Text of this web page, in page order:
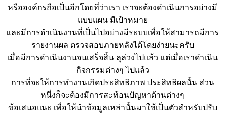
หรือองค์กรถือเป็นอีกโดยที่ว่าเรา เราจะต้องดำเนินการอย่างมี
แบบแผน มีเป้าหมาย
และมีการดำเนินงานที่เป็นไปอย่างมีระบบเพื่อให้สามารถมีการ
รายงานผล ตรวจสอบภายหลังได้โดยง่ายนะครับ
เมื่อมีการดำเนินงานจนเสร็จสิ้น ลุล่วงไปแล้ว แต่เมื่อเราดำเนิน
กิจกรรมต่างๆ ไปแล้ว
การที่จะให้การทำงานเกิดประสิทธิภาพ ประสิทธิผลนั้น ส่วน
หนึ่งก็จะต้องมีการสะท้อนปัญหาด้านต่างๆ
ข้อเสนอแนะ เพื่อให้นำข้อมูลเหล่านั้นมาใช้เป็นตัวสำหรับปรับ